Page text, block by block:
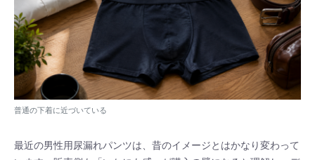
普通の下着に近づいている
最近の男性用尿漏れパンツは、昔のイメージとはかなり変わって